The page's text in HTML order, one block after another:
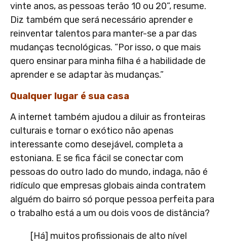
vinte anos, as pessoas terão 10 ou 20”, resume.
Diz também que será necessário aprender e
reinventar talentos para manter-se a par das
mudanças tecnológicas. “Por isso, o que mais
quero ensinar para minha filha é a habilidade de
aprender e se adaptar às mudanças.”
Qualquer lugar é sua casa
A internet também ajudou a diluir as fronteiras
culturais e tornar o exótico não apenas
interessante como desejável, completa a
estoniana. E se fica fácil se conectar com
pessoas do outro lado do mundo, indaga, não é
ridículo que empresas globais ainda contratem
alguém do bairro só porque pessoa perfeita para
o trabalho está a um ou dois voos de distância?
[Há] muitos profissionais de alto nível